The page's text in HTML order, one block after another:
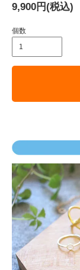
9,900円(税込)
個数